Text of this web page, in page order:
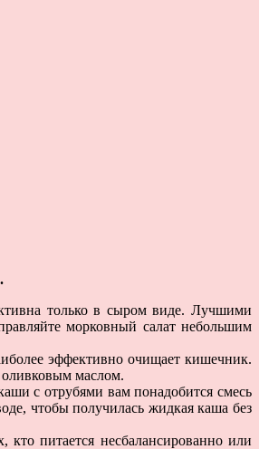
только в сыром виде. Лучшими
морковный салат небольшим
эффективно очищает кишечник.
оливковым маслом.
с отрубями вам понадобится смесь
чтобы получилась жидкая каша без
питается несбалансированно или